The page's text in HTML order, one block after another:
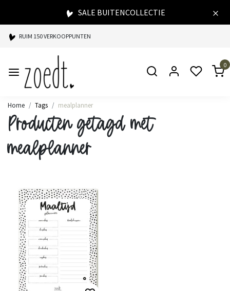
SALE BUITENCOLLECTIE
RUIM 150 VERKOOPPUNTEN
SPAARPUNTEN BIJ ELKE AANKOOP
SNELLE LEVERING
0
Home Tags mealplanner
Producten getagd met
mealplanner